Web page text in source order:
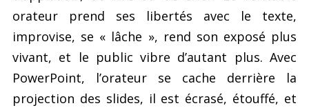
orateur prend ses libertés avec le texte,
improvise, se « lâche », rend son exposé plus
vivant, et le public vibre d’autant plus. Avec
PowerPoint, l’orateur se cache derrière la
projection des slides, il est écrasé, étouffé, et